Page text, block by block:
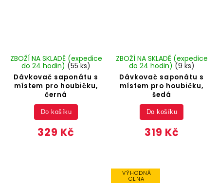
Dávkovač saponátu s
místem pro houbičku,
černá
ZBOŽÍ NA SKLADĚ (expedice
do 24 hodin) (55 ks)
329 Kč
Do košíku
Dávkovač saponátu s
místem pro houbičku,
šedá
ZBOŽÍ NA SKLADĚ (expedice
do 24 hodin) (9 ks)
319 Kč
Do košíku
VÝHODNÁ
CENA